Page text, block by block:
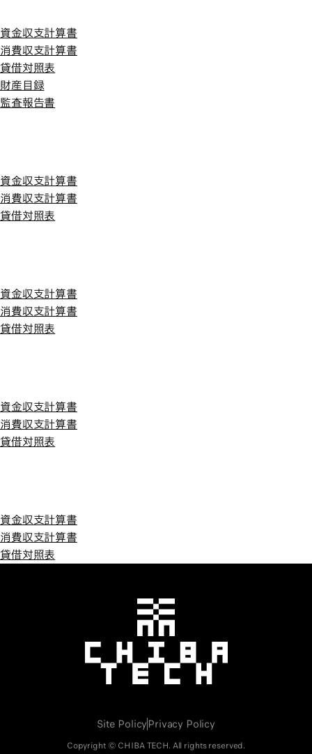
平成22年度
資金収支計算書
消費収支計算書
貸借対照表
財産目録
監査報告書
平成21年度
資金収支計算書
消費収支計算書
貸借対照表
平成20年度
資金収支計算書
消費収支計算書
貸借対照表
平成19年度
資金収支計算書
消費収支計算書
貸借対照表
平成18年度
資金収支計算書
消費収支計算書
貸借対照表
千葉工業大学
Site PolicyPrivacy Policy
Copyright © CHIBA TECH. All rights reserved.